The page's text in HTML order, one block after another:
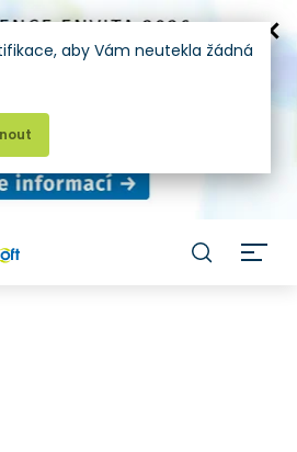
aby Vám neutekla žádná